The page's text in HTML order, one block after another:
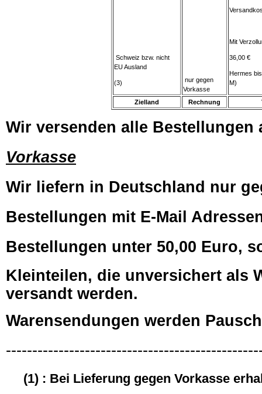
Zielland Rechnung
Schweiz bzw. nicht
EU Ausland
(3)
nur gegen
Vorkasse
Mit
36,00 €
Hermes
M)
Wir versenden alle Bestellungen
Vorkasse
Wir liefern in Deutschland nur
Bestellungen mit E-Mail
Bestellungen unter 50,00 Euro,
Kleinteilen, die unversichert als
versandt werden.
Warensendungen werden
(1) : Bei Lieferung gegen Vorkasse